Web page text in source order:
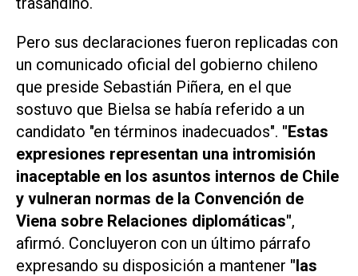
Pero sus declaraciones fueron replicadas con
un comunicado oficial del gobierno chileno
que preside Sebastián Piñera, en el que
sostuvo que Bielsa se había referido a un
candidato "en términos inadecuados". "Estas
expresiones representan una intromisión
inaceptable en los asuntos internos de Chile
y vulneran normas de la Convención de
Viena sobre Relaciones diplomáticas",
afirmó. Concluyeron con un último párrafo
expresando su disposición a mantener "las